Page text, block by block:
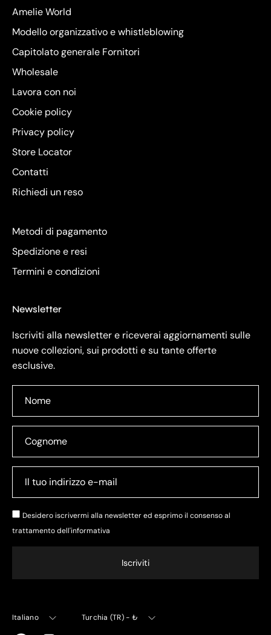
Amelie World
Modello organizzativo e whistleblowing
Capitolato generale Fornitori
Wholesale
Lavora con noi
Cookie policy
Privacy policy
Store Locator
Contatti
Richiedi un reso
Metodi di pagamento
Spedizione e resi
Termini e condizioni
Newsletter
Iscriviti alla newsletter e riceverai aggiornamenti sulle
nuove collezioni, sui prodotti e su tante offerte
esclusive.
Desidero iscrivermi alla newsletter ed esprimo il consenso al
trattamento dell'informativa
Iscriviti
Lingua
Italiano Valuta
Turchia (TR) - ₺